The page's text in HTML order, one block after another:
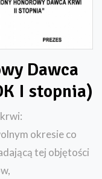
Dawca
I stopnia)
okresie co
tej objętości